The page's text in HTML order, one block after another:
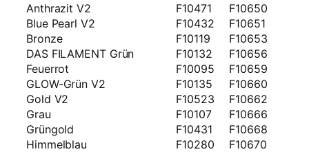
Anthrazit V2
F10471
F10650
Blue Pearl V2
F10432
F10651
Bronze
F10119
F10653
DAS FILAMENT Grün
F10132
F10656
Feuerrot
F10095
F10659
GLOW-Grün V2
F10135
F10660
Gold V2
F10523
F10662
Grau
F10107
F10666
Grüngold
F10431
F10668
Himmelblau
F10280
F10670